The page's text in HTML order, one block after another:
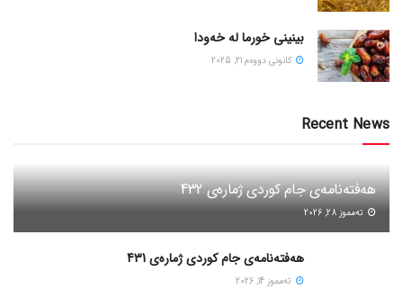
بینینی خورما لە خەودا
كانونی دووه‌م 21, 2025
Recent News
هەفتەنامەی جام کوردی ژمارەی 432
ته‌مموز 28, 2026
هەفتەنامەی جام کوردی ژمارەی 431
ته‌مموز 14, 2026